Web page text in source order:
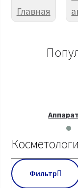
Главная
Фильтр